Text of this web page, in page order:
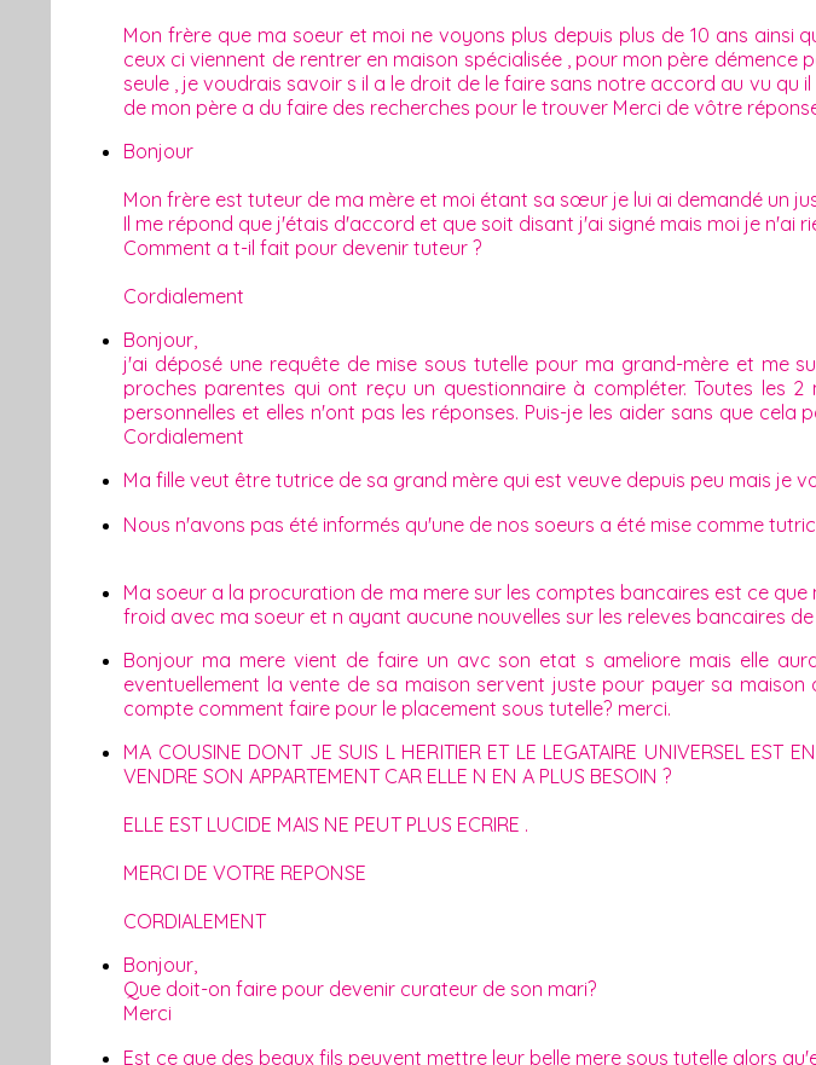
Mon frère que ma soeur et moi ne voyons plus depuis plus de 10 ans
ceux ci viennent de rentrer en maison spécialisée , pour mon père
seule , je voudrais savoir s il a le droit de le faire sans notre accord au vu
de mon père a du faire des recherches pour le trouver Merci de vôtre
Bonjour
Mon frère est tuteur de ma mère et moi étant sa sœur je lui ai demandé un
Il me répond que j'étais d'accord et que soit disant j'ai signé mais moi je n'ai
Comment a t-il fait pour devenir tuteur ?
Cordialement
Bonjour,
j'ai déposé une requête de mise sous tutelle pour ma grand-mère et me
proches parentes qui ont reçu un questionnaire à compléter. Toutes les
personnelles et elles n'ont pas les réponses. Puis-je les aider sans que
Cordialement
Ma fille veut être tutrice de sa grand mère qui est veuve depuis peu mais je
Nous n'avons pas été informés qu'une de nos soeurs a été mise comme
Ma soeur a la procuration de ma mere sur les comptes bancaires est ce
froid avec ma soeur et n ayant aucune nouvelles sur les releves bancaires
Bonjour ma mere vient de faire un avc son etat s ameliore mais elle
eventuellement la vente de sa maison servent juste pour payer sa
compte comment faire pour le placement sous tutelle? merci.
MA COUSINE DONT JE SUIS L HERITIER ET LE LEGATAIRE UNIVERSEL EST
VENDRE SON APPARTEMENT CAR ELLE N EN A PLUS BESOIN ?
ELLE EST LUCIDE MAIS NE PEUT PLUS ECRIRE .
MERCI DE VOTRE REPONSE
CORDIALEMENT
Bonjour,
Que doit-on faire pour devenir curateur de son mari?
Merci
Est ce que des beaux fils peuvent mettre leur belle mere sous tutelle alors